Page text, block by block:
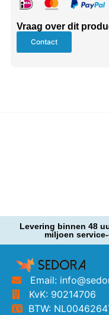
Vraag over dit
Contact
Levering binnen 48
miljoen
Email:
KvK: 90214706
BTW: